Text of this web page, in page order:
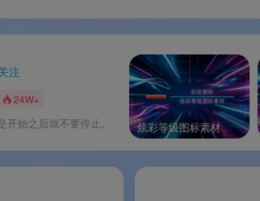
注
24W+
始之后就不要停止。 炫彩等级图标素材